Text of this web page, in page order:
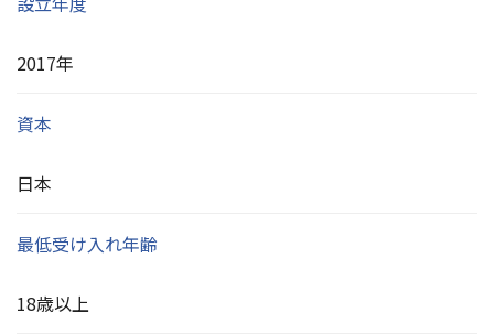
2017年
資本
日本
最低受け入れ年齢
18歳以上